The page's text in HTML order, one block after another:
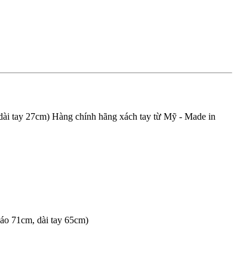
tay 27cm) Hàng chính hãng xách tay từ Mỹ - Made in
71cm, dài tay 65cm)